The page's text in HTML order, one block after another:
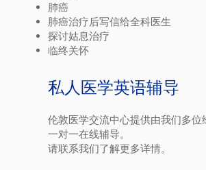
肺癌
肺癌治疗后写信给全科医生
探讨姑息治疗
临终关怀
私人医学英语辅导
伦敦医学交流中心提供由我们多
一对一在线辅导。
请联系我们了解更多详情。